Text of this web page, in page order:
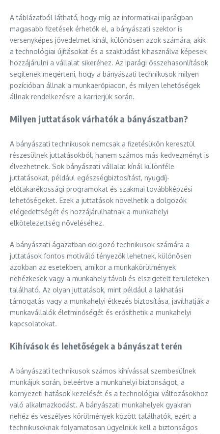
A táblázatból látható, hogy míg az informatikai iparágban
magasabb fizetések érhetők el, a bányászati szektor is
versenyképes jövedelmet kínál, különösen azok számára, akik
a technológiai újításokat és a szaktudást kihasználva képesek
hozzájárulni a vállalat sikeréhez. Az iparági összehasonlítások
segítenek megérteni, hogy a bányászati technikusok milyen
pozícióban állnak a munkaerőpiacon, és milyen lehetőségek
állnak rendelkezésre a karrierjük során.
Milyen juttatások várhatók a bányászatban?
A bányászati technikusok nemcsak a fizetésükön keresztül
részesülnek juttatásokból, hanem számos más kedvezményt is
élvezhetnek. Sok bányászati vállalat kínál különféle
juttatásokat, például egészségbiztosítást, nyugdíj-
előtakarékossági programokat és szakmai továbbképzési
lehetőségeket. Ezek a juttatások növelhetik a dolgozók
elégedettségét és hozzájárulhatnak a munkahelyi
elkötelezettség növeléséhez.
A bányászati ágazatban dolgozó technikusok számára a
juttatások fontos motiváló tényezők lehetnek, különösen
azokban az esetekben, amikor a munkakörülmények
nehézkesek vagy a munkahely távoli és elszigetelt területeken
található. Az olyan juttatások, mint például a lakhatási
támogatás vagy a munkahelyi étkezés biztosítása, javíthatják a
munkavállalók életminőségét és erősíthetik a munkahelyi
kapcsolatokat.
Kihívások és lehetőségek a bányászat terén
A bányászati technikusok számos kihívással szembesülnek
munkájuk során, beleértve a munkahelyi biztonságot, a
környezeti hatások kezelését és a technológiai változásokhoz
való alkalmazkodást. A bányászati munkahelyek gyakran
nehéz és veszélyes körülmények között találhatók, ezért a
technikusoknak folyamatosan ügyelniük kell a biztonságos